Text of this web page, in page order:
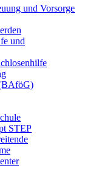
und Vorsorge
und
STEP